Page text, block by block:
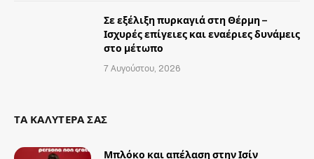
Σε εξέλιξη πυρκαγιά στη Θέρμη –
Ισχυρές επίγειες και εναέριες δυνάμεις
στο μέτωπο
7 Αυγούστου, 2026
ΤΑ ΚΑΛΥΤΕΡΑ ΣΑΣ
Μπλόκο και απέλαση στην Ισίν